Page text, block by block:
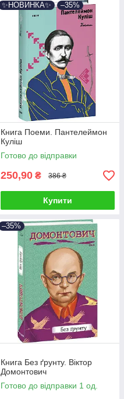
✨НОВИНКА✨ –35%
Книга Поеми. Пантелеймон
Куліш
Готово до відправки
250,90 ₴ 386 ₴
Купити
–35%
Книга Без ґрунту. Віктор
Домонтович
Готово до відправки 1 од.